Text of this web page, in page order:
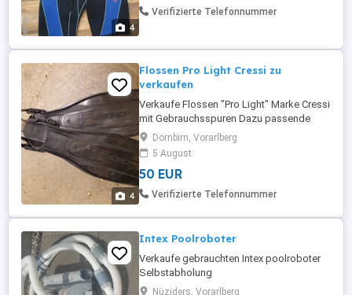
4
185)Verifizierte Telefonnummer
4
Flossen Pro Light Cressi zu
verkaufen
Verkaufe Flossen "Pro Light" Marke Cressi
mit Gebrauchsspuren Dazu passende
Füsslinge Neopren Marke "Cressi"
Geeignet für Größe 43 Abholung in
Dornbirn
Dornbirn, Vorarlberg
5 August
50 EUR
Verifizierte Telefonnummer
Intex Poolroboter
Verkaufe gebrauchten Intex poolroboter
Selbstabholung
Nüziders, Vorarlberg